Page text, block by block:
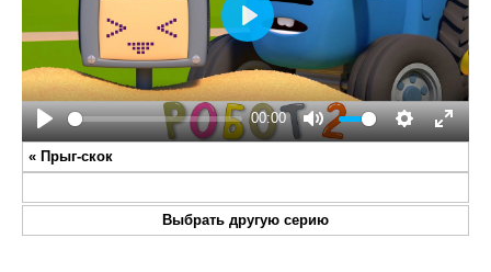
Play
00:00
Mute Settings
Enter
Play
« Прыг-скок
Выбрать другую серию